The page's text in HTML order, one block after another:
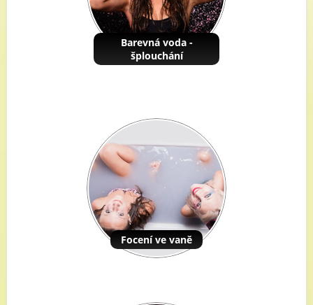
Barevná voda -
šplouchání
Focení ve vaně